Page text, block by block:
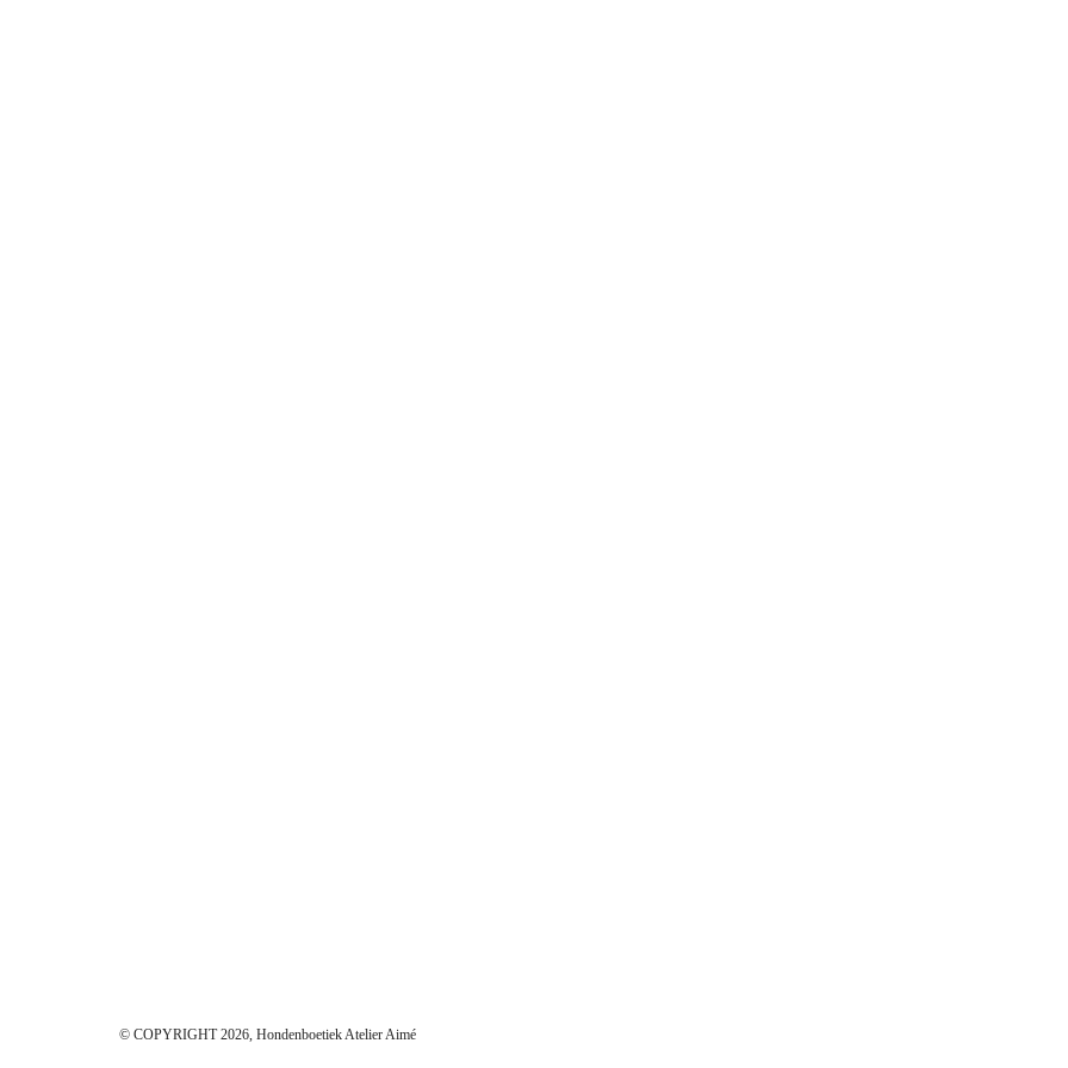
© COPYRIGHT 2026, Hondenboetiek Atelier Aimé